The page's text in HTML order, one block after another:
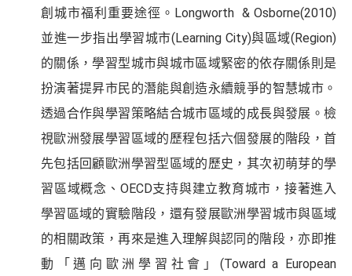
創城市福利重要途徑。Longworth & Osborne(2010)
並進一步指出學習城市(Learning City)與區域(Region)
的關係，學習型城市與城市區域緊密的依存關係則是
扮演著提昇市民的潛能與創造永續競爭的智慧城市。
透過合作與學習策略結合城市區域的成長與發展。檢
視歐洲發展學習區域的歷程包括六個發展的階段，首
先包括回顧歐洲學習型區域的歷史，其次初萌芽的學
習區域概念、OECD支持與建立教育城市，接著進入
學習區域的實驗階段，還有發展歐洲學習城市與區域
的相關政策，再來是進入理解與認同的階段，亦即推
動「邁向歐洲學習社會」(Toward a European